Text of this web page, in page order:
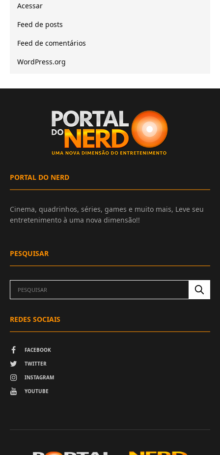
Acessar
Feed de posts
Feed de comentários
WordPress.org
PORTAL DO NERD
Cinema, quadrinhos, séries, games e muito mais, Leve seu
entretenimento à uma nova dimensão!!
PESQUISAR
REDES SOCIAIS
FACEBOOK
TWITTER
INSTAGRAM
YOUTUBE